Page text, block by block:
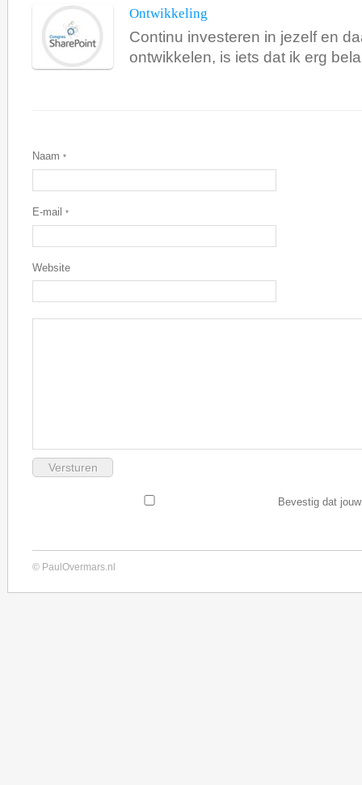
Ontwikkeling
Continu investeren in jezelf en
ontwikkelen, is iets dat ik erg
Naam *
E-mail *
Website
Bevestig dat
© PaulOvermars.nl